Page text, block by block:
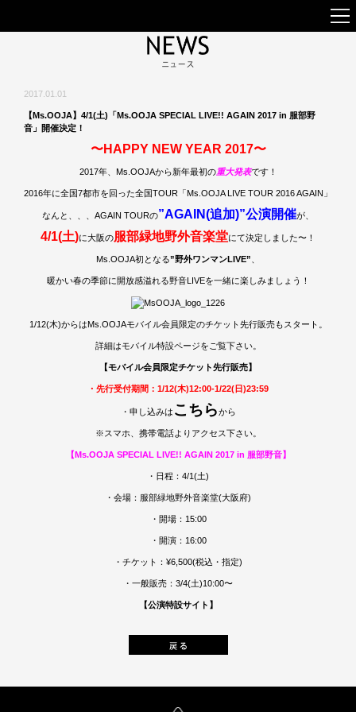
2017.01.01
【Ms.OOJA】4/1(土)「Ms.OOJA SPECIAL LIVE!! AGAIN 2017 in 服部野
音」開催決定！
〜HAPPY NEW YEAR 2017〜
2017年、Ms.OOJAから新年最初の重大発表です！
2016年に全国7都市を回った全国TOUR「Ms.OOJA LIVE TOUR 2016 AGAIN」
なんと、、、AGAIN TOURの”AGAIN(追加)”公演開催が、
4/1(土)に大阪の服部緑地野外音楽堂にて決定しました〜！
Ms.OOJA初となる”野外ワンマンLIVE”
暖かい春の季節に開放感溢れる野音LIVEを一緒に楽しみましょう！
1/12(木)からはMs.OOJAモバイル会員限定のチケット先行販売もスタート。
詳細はモバイル特設ページをご覧下さい。
【モバイル会員限定チケット先行販売】
・先行受付期間：1/12(木)12:00-1/22(日)23:59
・申し込みは こちらから
※スマホ、携帯電話よりアクセス下さい。
【Ms.OOJA SPECIAL LIVE!! AGAIN 2017 in 服部野音】
・日程：4/1(土)
・会場：服部緑地野外音楽堂(大阪府)
・開場：15:00
・開演：16:00
・チケット：¥6,500(税込・指定)
・一般販売：3/4(土)10:00〜
【公演特設サイト】